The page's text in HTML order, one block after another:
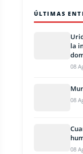
ÚLTIMAS
la
08
08
08